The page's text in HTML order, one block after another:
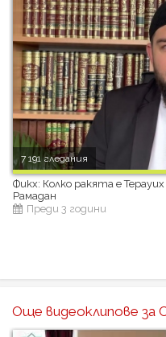
7 191 гледания
Фикх: Колко ракята е
Рамадан
Преди 3 години
Още видеоклипове за